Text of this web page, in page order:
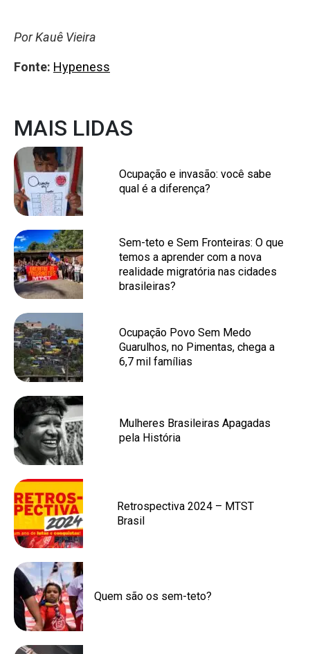
Por Kauê Vieira
Fonte: Hypeness
MAIS LIDAS
Ocupação e invasão: você sabe
qual é a diferença?
Sem-teto e Sem Fronteiras: O que
temos a aprender com a nova
realidade migratória nas cidades
brasileiras?
Ocupação Povo Sem Medo
Guarulhos, no Pimentas, chega a
6,7 mil famílias
Mulheres Brasileiras Apagadas
pela História
Retrospectiva 2024 – MTST
Brasil
Quem são os sem-teto?